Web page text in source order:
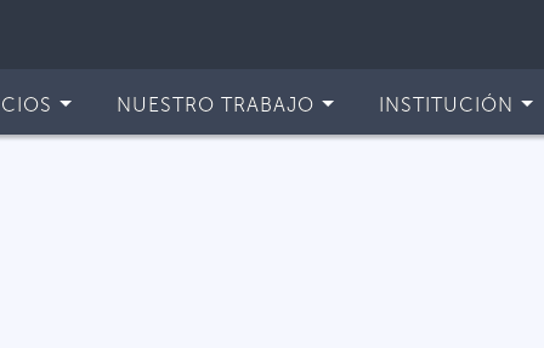
NUESTRO TRABAJO INSTITUCIÓN